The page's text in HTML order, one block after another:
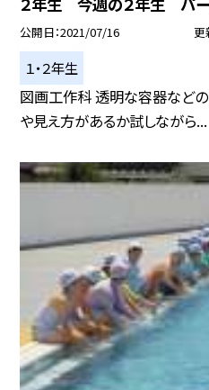
公開日 2021/07/16 更
１・２年生
図画工作科 透明な容器などの
や見え方があるか試しながら...